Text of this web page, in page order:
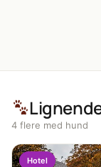
4 flere med hund
Hotel